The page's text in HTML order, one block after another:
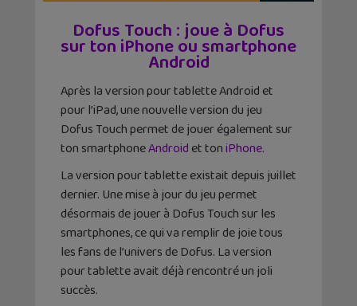
Dofus Touch : joue à Dofus
sur ton iPhone ou smartphone
Android
Après la version pour tablette Android et
pour l’iPad, une nouvelle version du jeu
Dofus Touch permet de jouer également sur
ton smartphoneAndroid et toniPhone.
La version pour tablette existait depuis juillet
dernier. Une mise à jour du jeu permet
désormais de jouer à Dofus Touch sur les
smartphones, ce qui va remplir de joie tous
les fans de l’univers de Dofus. La version
pour tablette avait déjà rencontré un joli
succès.